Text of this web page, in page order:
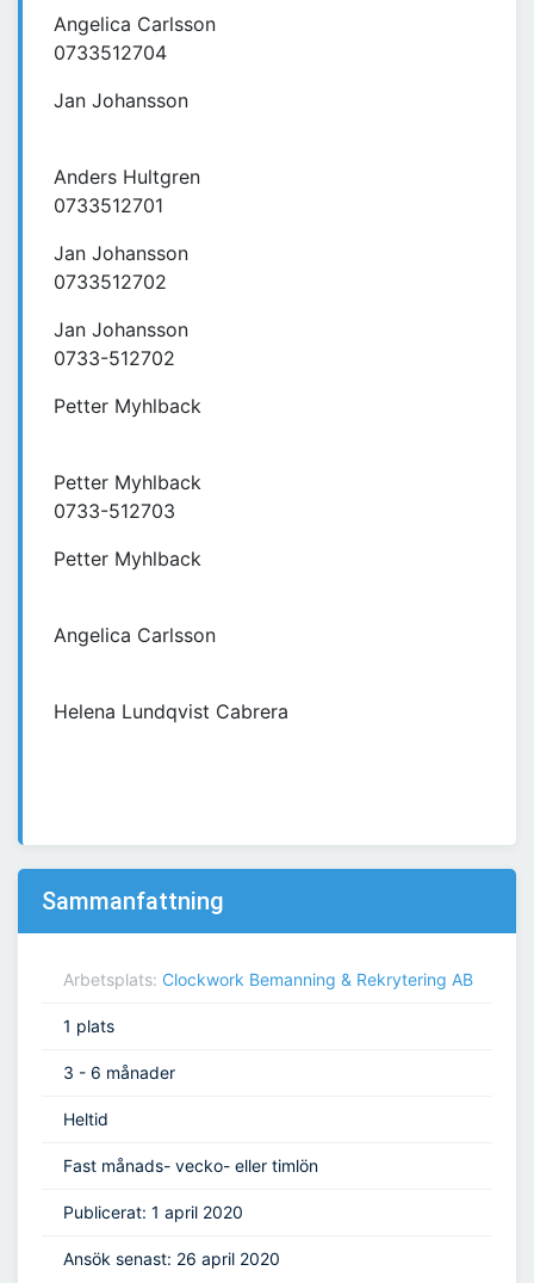
Angelica Carlsson
0733512704
Jan Johansson
Anders Hultgren
0733512701
Jan Johansson
0733512702
Jan Johansson
0733-512702
Petter Myhlback
Petter Myhlback
0733-512703
Petter Myhlback
Angelica Carlsson
Helena Lundqvist Cabrera
Sammanfattning
Arbetsplats: Clockwork Bemanning & Rekrytering AB
1 plats
3 - 6 månader
Heltid
Fast månads- vecko- eller timlön
Publicerat: 1 april 2020
Ansök senast: 26 april 2020